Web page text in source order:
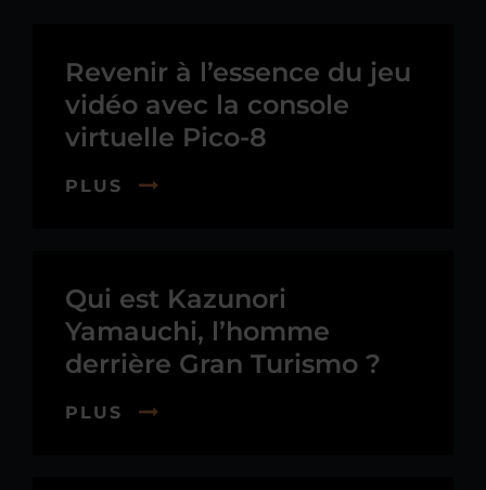
Revenir à l’essence du jeu
vidéo avec la console
virtuelle Pico-8
PLUS
Qui est Kazunori
Yamauchi, l’homme
derrière Gran Turismo ?
PLUS